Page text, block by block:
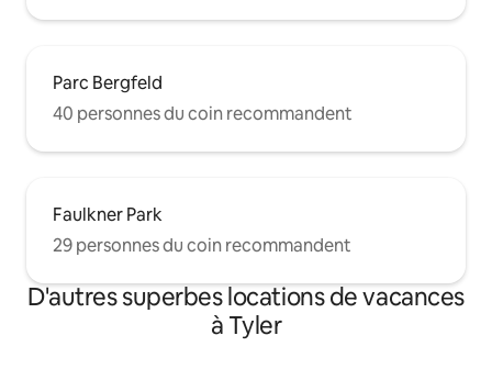
Parc Bergfeld
40 personnes du coin recommandent
Faulkner Park
29 personnes du coin recommandent
D'autres superbes locations de vacances
à Tyler